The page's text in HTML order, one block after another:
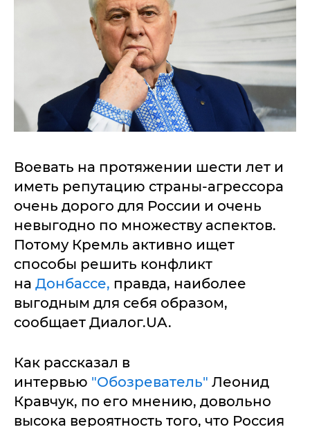
Воевать на протяжении шести лет и
иметь репутацию страны-агрессора
очень дорого для России и очень
невыгодно по множеству аспектов.
Потому Кремль активно ищет
способы решить конфликт
на Донбассе, правда, наиболее
выгодным для себя образом,
сообщает Диалог.UA.
Как рассказал в
интервью "Обозреватель" Леонид
Кравчук, по его мнению, довольно
высока вероятность того, что Россия